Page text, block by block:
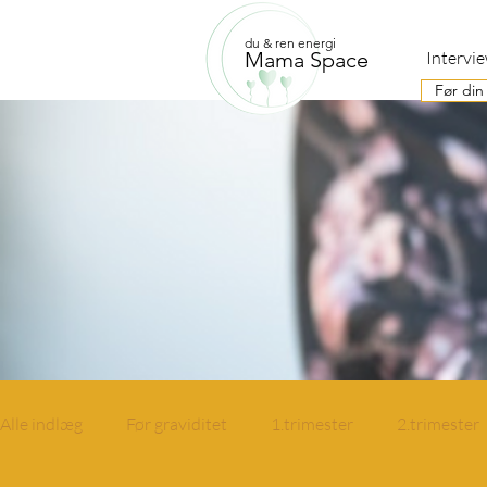
Før
du & ren energi
Mama Space
Alle indlæg Før graviditet 1.trimester 2.trimester